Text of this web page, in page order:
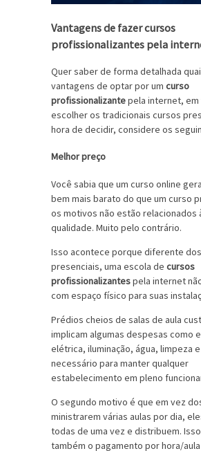
Vantagens de fazer cursos
profissionalizantes pela
Quer saber de forma detalhada
vantagens de optar por um curso
profissionalizantepela internet, em
escolher os tradicionais cursos
hora de decidir, considere os
Melhor preço
Você sabia que um curso online
bem mais barato do que um curso
os motivos não estão relacionados
qualidade. Muito pelo contrário.
Isso acontece porque diferente
presenciais, uma escola de cursos
profissionalizantespela internet
com espaço físico para suas
Prédios cheios de salas de aula
implicam algumas despesas como
elétrica, iluminação, água, limpeza
necessário para manter qualquer
estabelecimento em pleno
O segundo motivo é que em vez
ministrarem várias aulas por dia,
todas de uma vez e distribuem.
também o pagamento por hora/